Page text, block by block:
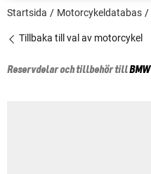
Startsida Motorcykeldatabas
Tillbaka till val av motorcykel
Reservdelar och tillbehör tillBMW